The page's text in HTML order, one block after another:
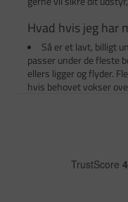
Hvad hvis jeg har
Så er et lavt, billigt
passer under de fleste
ellers ligger og flyder.
hvis behovet vokser